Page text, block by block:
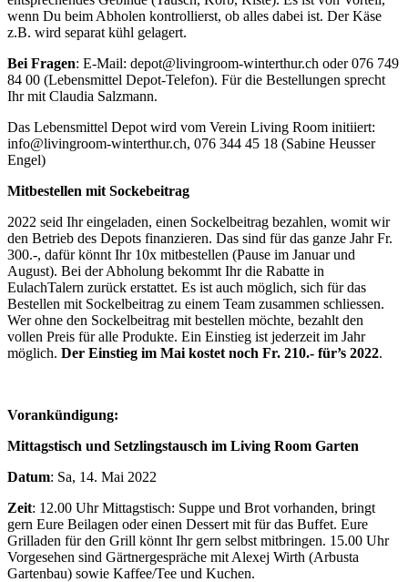
wenn Du beim Abholen kontrollierst, ob alles dabei ist. Der Käse
z.B. wird separat kühl gelagert.
Bei Fragen: E-Mail: depot@livingroom-winterthur.ch oder 076 749
84 00 (Lebensmittel Depot-Telefon). Für die Bestellungen sprecht
Ihr mit Claudia Salzmann.
Das Lebensmittel Depot wird vom Verein Living Room initiiert:
info@livingroom-winterthur.ch, 076 344 45 18 (Sabine Heusser
Engel)
Mitbestellen mit Sockebeitrag
2022 seid Ihr eingeladen, einen Sockelbeitrag bezahlen, womit wir
den Betrieb des Depots finanzieren. Das sind für das ganze Jahr Fr.
300.-, dafür könnt Ihr 10x mitbestellen (Pause im Januar und
August). Bei der Abholung bekommt Ihr die Rabatte in
EulachTalern zurück erstattet. Es ist auch möglich, sich für das
Bestellen mit Sockelbeitrag zu einem Team zusammen schliessen.
Wer ohne den Sockelbeitrag mit bestellen möchte, bezahlt den
vollen Preis für alle Produkte. Ein Einstieg ist jederzeit im Jahr
möglich. Der Einstieg im Mai kostet noch Fr. 210.- für’s 2022.
Vorankündigung:
Mittagstisch und Setzlingstausch im Living Room Garten
Datum: Sa, 14. Mai 2022
Zeit: 12.00 Uhr Mittagstisch: Suppe und Brot vorhanden, bringt
gern Eure Beilagen oder einen Dessert mit für das Buffet. Eure
Grilladen für den Grill könnt Ihr gern selbst mitbringen. 15.00 Uhr
Vorgesehen sind Gärtnergespräche mit Alexej Wirth (Arbusta
Gartenbau) sowie Kaffee/Tee und Kuchen.